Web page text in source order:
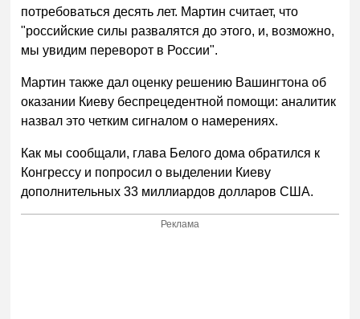
потребоваться десять лет. Мартин считает, что
"российские силы развалятся до этого, и, возможно,
мы увидим переворот в России".
Мартин также дал оценку решению Вашингтона об
оказании Киеву беспрецедентной помощи: аналитик
назвал это четким сигналом о намерениях.
Как мы сообщали, глава Белого дома обратился к
Конгрессу и попросил о выделении Киеву
дополнительных 33 миллиардов долларов США.
Реклама